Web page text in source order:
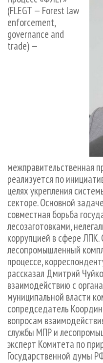
СУШКА ДРЕВЕСИНЫ
ПРОИЗВОДСТВО
ДЕРЕВЯННОЕ
ПРОИЗВОДСТВО МЕБЕЛИ
ИНСТРУМЕНТ И
ПЕРСОНЫ
МОБИЛЬНЫЕ ВЫСТАВКИ
ОФИЦИАЛЬНЫЕ ДЕЛЕГАЦИИ
ПРИОРИТЕТНЫЕ
БИБЛИОТЕКА
КОНТАКТЫ
РЕКЛАМА
РЕКЛАМА НА САЙТЕ
(FLEGT — Forest law
enforcement,
governance and
trade) —
межправительственная
реализуется по
целях укрепления
секторе. Основной
совместная борьба
лесозаготовками,
коррупцией в сфере ЛПК.
лесопромышленный
процессе,
рассказал Дмитрий
взаимодействию с
муниципальной власти
сопредседатель
вопросам
службы МПР и
эксперт Комитета по
Государственной думы